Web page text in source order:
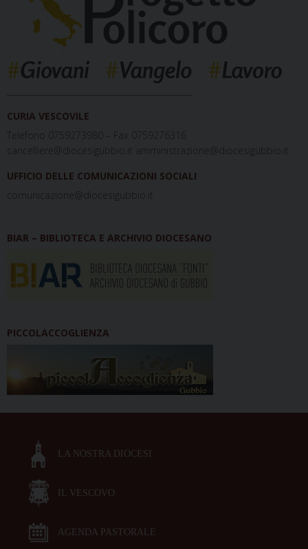
CURIA VESCOVILE
Telefono 0759273980 – Fax 0759276316
cancelliere@diocesigubbio.it amministrazione@diocesigubbio.it
UFFICIO DELLE COMUNICAZIONI SOCIALI
comunicazione@diocesigubbio.it
BIAR – BIBLIOTECA E ARCHIVIO DIOCESANO
PICCOLACCOGLIENZA
LA NOSTRA DIOCESI
IL VESCOVO
AGENDA PASTORALE